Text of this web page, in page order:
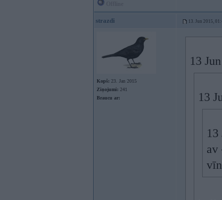
strazdi 13. Jun 2015,
Kopš: 23. Jan 2015
Ziņojumi: 241
Braucu ar:
13
13
13
av